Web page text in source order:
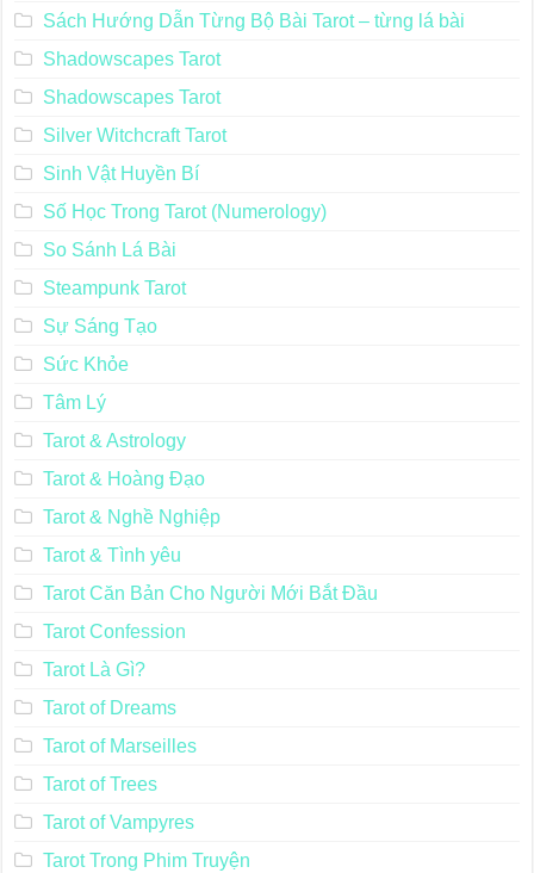
Sách Hướng Dẫn Từng Bộ Bài Tarot – từng lá bài
Shadowscapes Tarot
Shadowscapes Tarot
Silver Witchcraft Tarot
Sinh Vật Huyền Bí
Số Học Trong Tarot (Numerology)
So Sánh Lá Bài
Steampunk Tarot
Sự Sáng Tạo
Sức Khỏe
Tâm Lý
Tarot & Astrology
Tarot & Hoàng Đạo
Tarot & Nghề Nghiệp
Tarot & Tình yêu
Tarot Căn Bản Cho Người Mới Bắt Đầu
Tarot Confession
Tarot Là Gì?
Tarot of Dreams
Tarot of Marseilles
Tarot of Trees
Tarot of Vampyres
Tarot Trong Phim Truyện